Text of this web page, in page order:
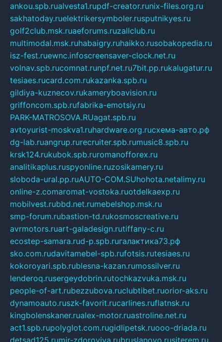
ankou.spb.rualvesta1.rupdf-creator.runix-files.org.ru
sakhatoday.ruelektrikersymboler.rusputnikyes.ru
golf2club.msk.ruaeforums.ruzallclub.ru
multimodal.msk.ruhabaigry.ruhaikko.rusobakopedia.ru
isz-fest.ruewnc.infoscreensaver-clock.net.ru
volnav.spb.rucomnat.runpf.net.ru7bit.pp.rukalugatur.ru
tesiaes.rucard.com.rukazanka.spb.ru
gildiya-kuznecov.rukameryboavision.ru
griffoncom.spb.rufabrika-emotsiy.ru
PARK-MATROSOVA.RUagat.spb.ru
avtoyurist-moskva1.ruhardware.org.ruсхема-авто.рф
dg-lab.ruangrup.rurecruiter.spb.rumusic8.spb.ru
krsk124.rukubok.spb.ruromanofforex.ru
analitikaplus.ruspyonline.ruzosikamery.ru
sloboda-ural.pp.ruAUTO-COM.SUhohota.netalimy.ru
online-z.comaromat-vostoka.ruotdelkaexp.ru
mobilvest.rubbd.net.rumebelshop.msk.ru
smp-forum.rubastion-td.rukosmoscreative.ru
avrmotors.ruart-galadesign.rutiffany-c.ru
ecostep-samara.rud-p.spb.ruгалактика73.рф
sko.com.rudavitamebel-spb.rufotsis.rutesiaes.ru
kokoroyari.spb.rublesna-kazan.rumossilver.ru
lenderoq.rusergeydobrin.rutochkazvuka.msk.ru
people-of-art.rubezzubova.ruclubtibet.ruorior-aks.ru
dynamoauto.ruszk-favorit.rucarlines.ruflatnsk.ru
kingbolenskaner.rualex-motor.ruastroline.net.ru
act1.spb.rupolyglot.com.rugidlipetsk.ruooo-driada.ru
detsad125.rumir-zdoroviya.rubruslanovo.rusiterem.ru